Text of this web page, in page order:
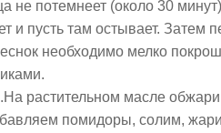
не потемнеет (около 30
и пусть там остывает. Затем
необходимо мелко
растительном масле
помидоры, солим,